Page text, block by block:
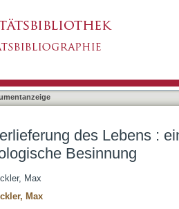
des Lebens :
Besinnung
Max
Max